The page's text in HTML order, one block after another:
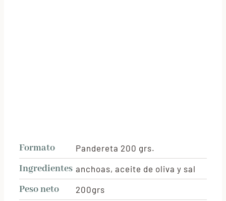
Formato Pandereta 200 grs.
Ingredientes anchoas, aceite de oliva y sal
Peso neto 200grs